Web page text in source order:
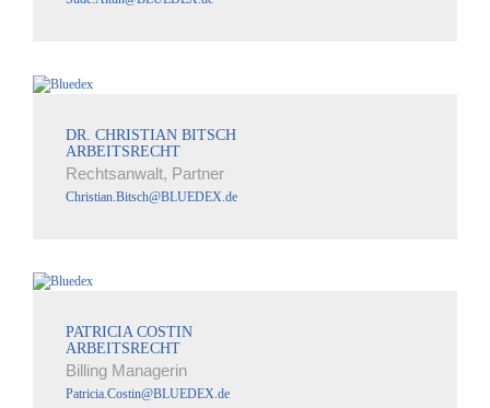
DR. CHRISTIAN BITSCH
ARBEITSRECHT
Rechtsanwalt, Partner
Christian.Bitsch@BLUEDEX.de
PATRICIA COSTIN
ARBEITSRECHT
Billing Managerin
Patricia.Costin@BLUEDEX.de